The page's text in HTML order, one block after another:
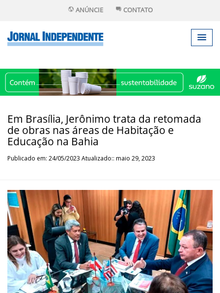
ANÚNCIE CONTATO
Em Brasília, Jerônimo trata da retomada
de obras nas áreas de Habitação e
Educação na Bahia
Publicado em: 24/05/2023 Atualizado:: maio 29, 2023